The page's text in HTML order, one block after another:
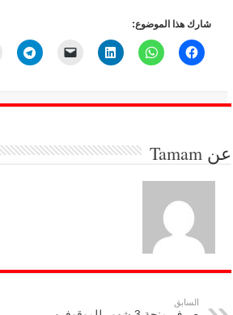
شارك هذا الموضوع:
عنTamam
السابق